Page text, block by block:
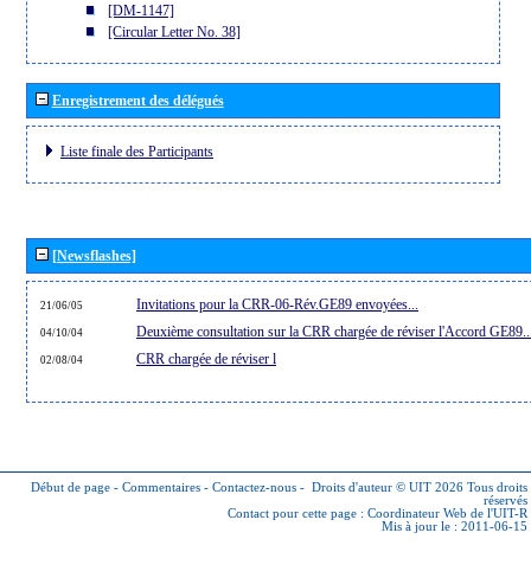
[DM-1147]
[Circular Letter No. 38]
Enregistrement des délégués
Liste finale des Participants
[Newsflashes]
21/06/05 Invitations pour la CRR-06-Rév.GE89 envoyées...
04/10/04 Deuxième consultation sur la CRR chargée de réviser l'Accord
02/08/04 CRR chargée de réviser l
Début de page - Commentaires - Contactez-nous - Droits d'auteur © UIT 2026 Tous droits
réservés
Contact pour cette page : Coordinateur Web de l'UIT-R
Mis à jour le : 2011-06-15